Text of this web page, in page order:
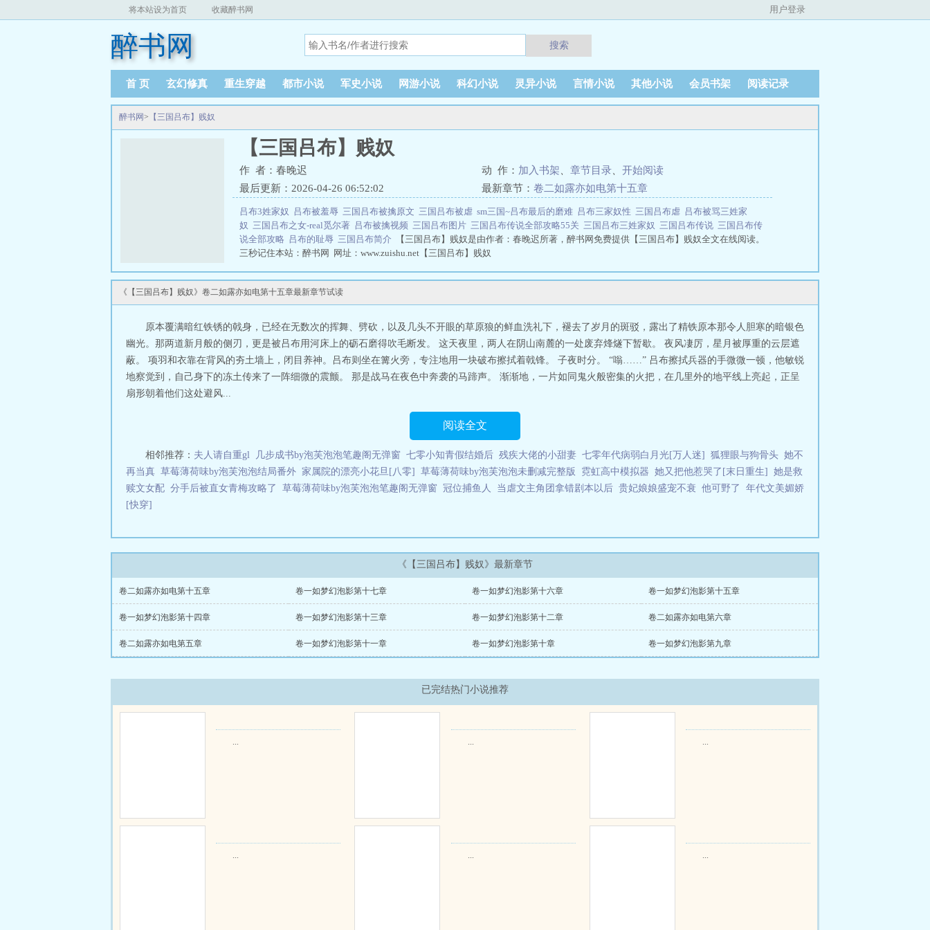
将本站设为首页 收藏醉书网 用户登录
醉书网 搜索
首 页 玄幻修真 重生穿越 都市小说 军史小说 网游小说 科幻小说 灵异小说 言情小说 其他小说 会员书架 阅读记录
醉书网> 【三国吕布】贱奴
【三国吕布】贱奴
作 者：春晚迟 动 作： 加入书架 章节目录
开始阅读
最后更新：2026-04-26 06:52:02
最新章节： 卷二如露亦如电第十五章
吕布3姓家奴 吕布被羞辱 三国吕布被擒原文 三国吕布被虐 sm三国~吕布最后的磨难 吕布三家奴性 三国吕布虐 吕布被骂三姓家
奴 三国吕布之女-real觅尔著 吕布被擒视频 三国吕布图片 三国吕布传说全部攻略55关 三国吕布三姓家奴 三国吕布传说 三国吕布传
说全部攻略 吕布的耻辱 三国吕布简介
【三国吕布】贱奴是由作者：春晚迟所著，醉书网免费提供【三国吕布】贱奴全文在线阅读。
三秒记住本站：醉书网 网址：www.zuishu.net【三国吕布】贱奴
《【三国吕布】贱奴》卷二如露亦如电第十五章最新章节试读
原本覆满暗红铁锈的戟身，已经在无数次的挥舞、劈砍，以及几头不开眼的草原狼的鲜血洗礼下，褪去了岁月的斑驳，露出了精铁原本那令人胆寒的暗银色
幽光。那两道新月般的侧刃，更是被吕布用河床上的砺石磨得吹毛断发。 这天夜里，两人在阴山南麓的一处废弃烽燧下暂歇。 夜风凄厉，星月被厚重的云层遮
蔽。 项羽和衣靠在背风的夯土墙上，闭目养神。吕布则坐在篝火旁，专注地用一块破布擦拭着戟锋。 子夜时分。 “嗡……” 吕布擦拭兵器的手微微一顿，他敏锐
地察觉到，自己身下的冻土传来了一阵细微的震颤。 那是战马在夜色中奔袭的马蹄声。 渐渐地，一片如同鬼火般密集的火把，在几里外的地平线上亮起，正呈
扇形朝着他们这处避风...
阅读全文
相邻推荐： 夫人请自重gl 几步成书by泡芙泡泡笔趣阁无弹窗 七零小知青假结婚后 残疾大佬的小甜妻 七零年代病弱白月光[万人迷] 狐狸眼与狗骨头 她不
再当真 草莓薄荷味by泡芙泡泡结局番外 家属院的漂亮小花旦[八零] 草莓薄荷味by泡芙泡泡未删减完整版 霓虹高中模拟器 她又把他惹哭了[末日重生]
她是救
赎文女配 分手后被直女青梅攻略了 草莓薄荷味by泡芙泡泡笔趣阁无弹窗 冠位捕鱼人 当虐文主角团拿错剧本以后 贵妃娘娘盛宠不衰 他可野了
年代文美媚娇
[快穿]
《【三国吕布】贱奴》最新章节
卷二如露亦如电第十五章 卷一如梦幻泡影第十七章 卷一如梦幻泡影第十六章 卷一如梦幻泡影第十五章
卷一如梦幻泡影第十四章 卷一如梦幻泡影第十三章 卷一如梦幻泡影第十二章 卷二如露亦如电第六章
卷二如露亦如电第五章 卷一如梦幻泡影第十一章 卷一如梦幻泡影第十章 卷一如梦幻泡影第九章
已完结热门小说推荐
... ... ...
... ... ...